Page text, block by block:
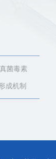
菌毒素
成机制